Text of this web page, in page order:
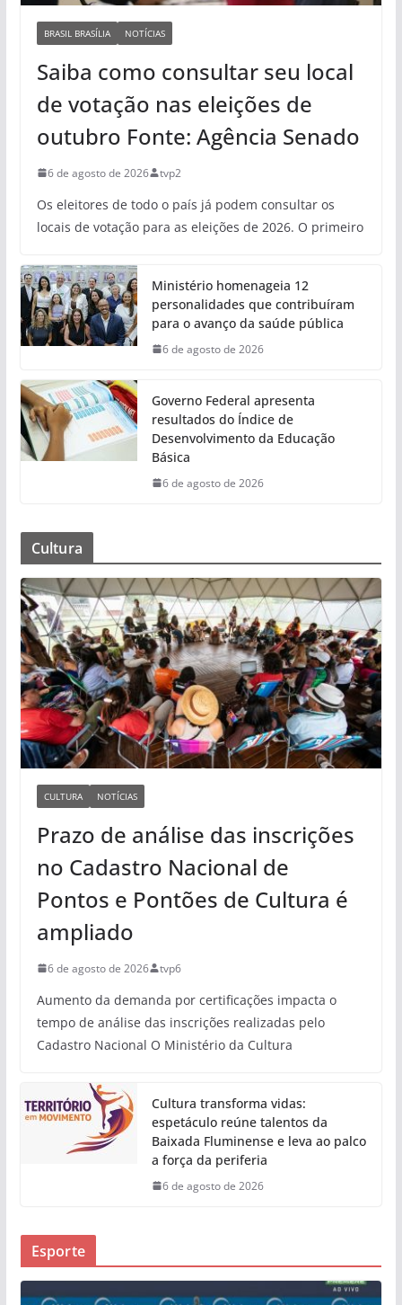
BRASIL BRASÍLIA NOTÍCIAS
Saiba como consultar seu local
de votação nas eleições de
outubro Fonte: Agência Senado
6 de agosto de 2026 tvp2
Os eleitores de todo o país já podem consultar os
locais de votação para as eleições de 2026. O primeiro
Ministério homenageia 12
personalidades que contribuíram
para o avanço da saúde pública
6 de agosto de 2026
Governo Federal apresenta
resultados do Índice de
Desenvolvimento da Educação
Básica
6 de agosto de 2026
Cultura
CULTURA NOTÍCIAS
Prazo de análise das inscrições
no Cadastro Nacional de
Pontos e Pontões de Cultura é
ampliado
6 de agosto de 2026 tvp6
Aumento da demanda por certificações impacta o
tempo de análise das inscrições realizadas pelo
Cadastro Nacional O Ministério da Cultura
Cultura transforma vidas:
espetáculo reúne talentos da
Baixada Fluminense e leva ao palco
a força da periferia
6 de agosto de 2026
Esporte